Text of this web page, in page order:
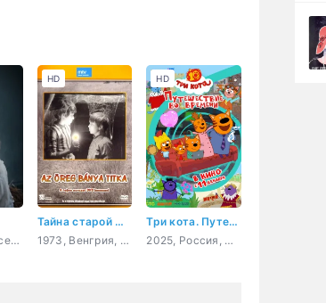
1973, СССР, семейный, фэнтези
Тайна старой шахты
1973, Венгрия, приключения
HD
Три кота. Путешествие во времени
2025, Россия, мультфильм, детский
HD